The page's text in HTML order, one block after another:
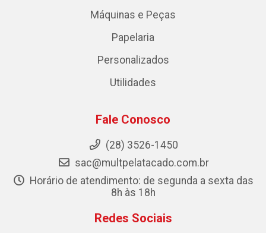
Máquinas e Peças
Papelaria
Personalizados
Utilidades
Fale Conosco
(28) 3526-1450
sac@multpelatacado.com.br
Horário de atendimento: de segunda a sexta das
8h às 18h
Redes Sociais